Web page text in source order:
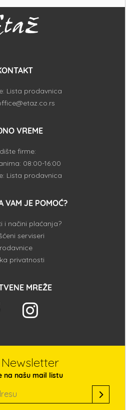
Lista prodavnica
VREME
firme:
08:00-16:00
Lista prodavnica
VAM JE POMOĆ?
i načini plaćanja?
serviseri
privatnosti
MREŽE
na našu mail listu